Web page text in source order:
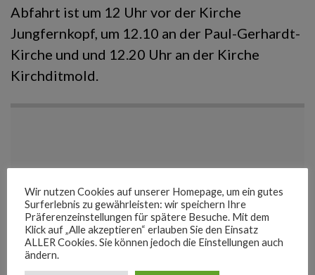
Abfahrt ist um 12 Uhr vor der Kirche
Jungfernkopf, um 12.10 an der Paul-Gerhardt-
Kirche und und 12.20 Uhr an der Kirche
Kirchditmold.
Wir nutzen Cookies auf unserer Homepage, um ein gutes
Surferlebnis zu gewährleisten: wir speichern Ihre
Präferenzeinstellungen für spätere Besuche. Mit dem
Klick auf „Alle akzeptieren“ erlauben Sie den Einsatz
ALLER Cookies. Sie können jedoch die Einstellungen auch
ändern.